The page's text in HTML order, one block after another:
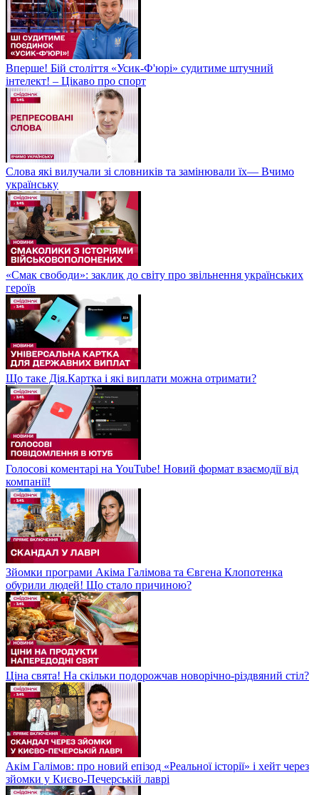
Вперше! Бій століття «Усик-Ф'юрі» судитиме штучний
інтелект! – Цікаво про спорт
Слова які вилучали зі словників та замінювали їх— Вчимо
українську
«Смак свободи»: заклик до світу про звільнення українських
героїв
Що таке Дія.Картка і які виплати можна отримати?
Голосові коментарі на YouTube! Новий формат взаємодії від
компанії!
Зйомки програми Акіма Галімова та Євгена Клопотенка
обурили людей! Що стало причиною?
Ціна свята! На скільки подорожчав новорічно-різдвяний стіл?
Акім Галімов: про новий епізод «Реальної історії» і хейт через
зйомки у Києво-Печерській лаврі